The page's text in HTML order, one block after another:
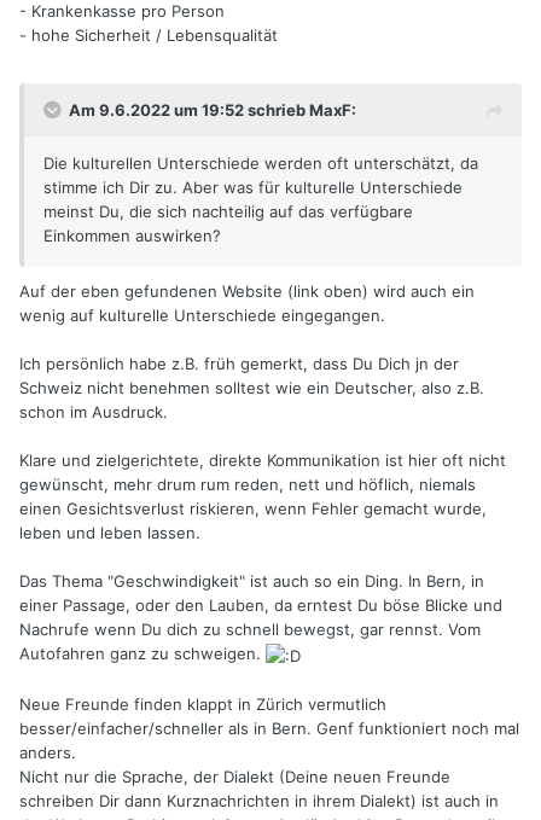
- Krankenkasse pro Person
- hohe Sicherheit / Lebensqualität
Am 9.6.2022 um 19:52 schrieb MaxF:
Die kulturellen Unterschiede werden oft unterschätzt, da
stimme ich Dir zu. Aber was für kulturelle Unterschiede
meinst Du, die sich nachteilig auf das verfügbare
Einkommen auswirken?
Auf der eben gefundenen Website (link oben) wird auch ein
wenig auf kulturelle Unterschiede eingegangen.
Ich persönlich habe z.B. früh gemerkt, dass Du Dich jn der
Schweiz nicht benehmen solltest wie ein Deutscher, also z.B.
schon im Ausdruck.
Klare und zielgerichtete, direkte Kommunikation ist hier oft nicht
gewünscht, mehr drum rum reden, nett und höflich, niemals
einen Gesichtsverlust riskieren, wenn Fehler gemacht wurde,
leben und leben lassen.
Das Thema "Geschwindigkeit" ist auch so ein Ding. In Bern, in
einer Passage, oder den Lauben, da erntest Du böse Blicke und
Nachrufe wenn Du dich zu schnell bewegst, gar rennst. Vom
Autofahren ganz zu schweigen.
Neue Freunde finden klappt in Zürich vermutlich
besser/einfacher/schneller als in Bern. Genf funktioniert noch mal
anders.
Nicht nur die Sprache, der Dialekt (Deine neuen Freunde
schreiben Dir dann Kurznachrichten in ihrem Dialekt) ist auch in